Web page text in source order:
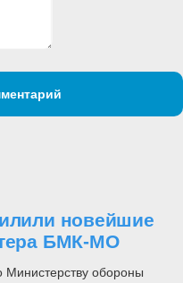
новейшие
БМК-МО
Министерству обороны